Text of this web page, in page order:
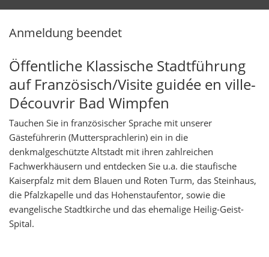
Anmeldung beendet
Öffentliche Klassische Stadtführung
auf Französisch/Visite guidée en ville-
Découvrir Bad Wimpfen
Tauchen Sie in französischer Sprache mit unserer
Gästeführerin (Muttersprachlerin) ein in die
denkmalgeschützte Altstadt mit ihren zahlreichen
Fachwerkhäusern und entdecken Sie u.a. die staufische
Kaiserpfalz mit dem Blauen und Roten Turm, das Steinhaus,
die Pfalzkapelle und das Hohenstaufentor, sowie die
evangelische Stadtkirche und das ehemalige Heilig-Geist-
Spital.